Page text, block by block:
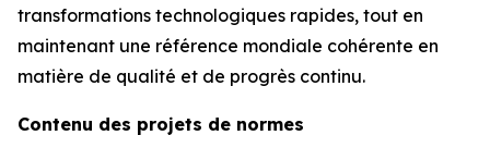
transformations technologiques rapides, tout en
maintenant une référence mondiale cohérente en
matière de qualité et de progrès continu.
Contenu des projets de normes